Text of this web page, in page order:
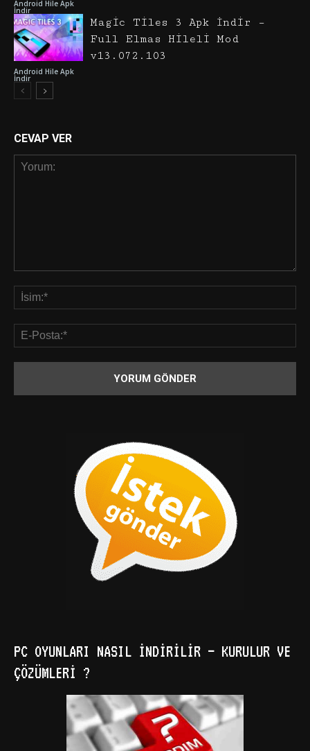
Android Hile Apk
İndir
Android Hile Apk
İndir
Magic Tiles 3 Apk İndir –
Full Elmas Hileli Mod
v13.072.103
CEVAP VER
PC OYUNLARI NASIL İNDIRILIR – KURULUR VE
ÇÖZÜMLERI ?